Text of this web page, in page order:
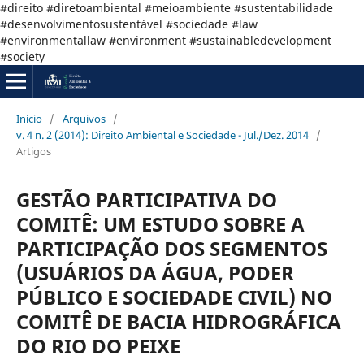
#direito #diretoambiental #meioambiente #sustentabilidade
#desenvolvimentosustentável #sociedade #law
#environmentallaw #environment #sustainabledevelopment
#society
Início / Arquivos /
v. 4 n. 2 (2014): Direito Ambiental e Sociedade - Jul./Dez. 2014 /
Artigos
GESTÃO PARTICIPATIVA DO
COMITÊ: UM ESTUDO SOBRE A
PARTICIPAÇÃO DOS SEGMENTOS
(USUÁRIOS DA ÁGUA, PODER
PÚBLICO E SOCIEDADE CIVIL) NO
COMITÊ DE BACIA HIDROGRÁFICA
DO RIO DO PEIXE